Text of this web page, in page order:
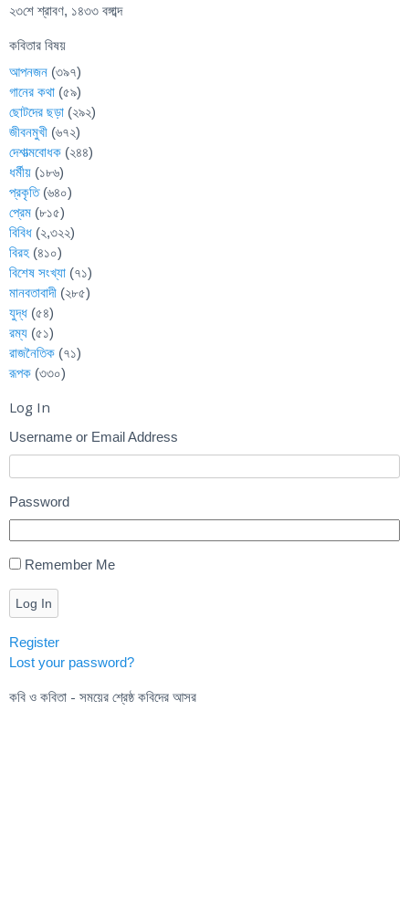
২৩শে শ্রাবণ, ১৪৩৩ বঙ্গাব্দ
কবিতার বিষয়
আপনজন (৩৯৭)
গানের কথা (৫৯)
ছোটদের ছড়া (২৯২)
জীবনমুখী (৬৭২)
দেশাত্মবোধক (২৪৪)
ধর্মীয় (১৮৬)
প্রকৃতি(৬৪০)
প্রেম (৮১৫)
বিবিধ (২,৩২২)
বিরহ (৪১০)
বিশেষ সংখ্যা (৭১)
মানবতাবাদী (২৮৫)
যুদ্ধ (৫৪)
রম্য (৫১)
রাজনৈতিক (৭১)
রূপক (৩৩০)
Log In
Username or Email Address
Password
Remember Me
Log In
Register
Lost your password?
কবি ও কবিতা - সময়ের শ্রেষ্ঠ কবিদের আসর